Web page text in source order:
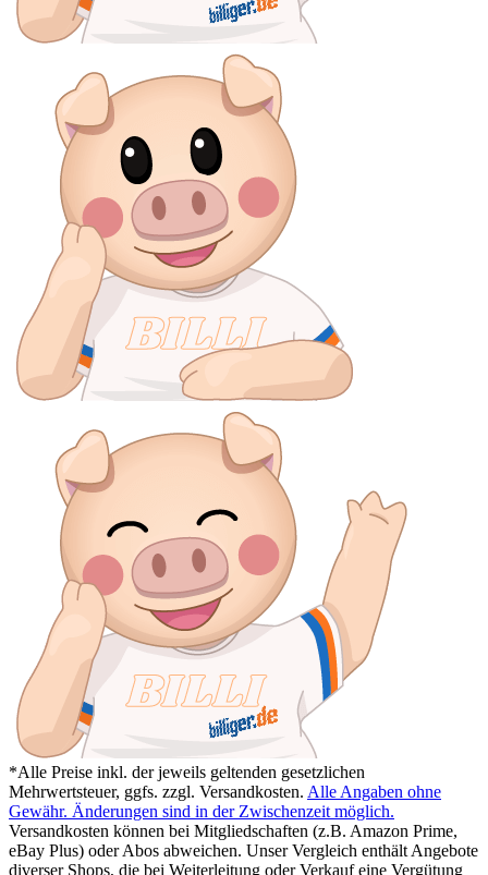
*Alle Preise inkl. der jeweils geltenden gesetzlichen
Mehrwertsteuer, ggfs. zzgl. Versandkosten. Alle Angaben ohne
Gewähr. Änderungen sind in der Zwischenzeit möglich.
Versandkosten können bei Mitgliedschaften (z.B. Amazon Prime,
eBay Plus) oder Abos abweichen. Unser Vergleich enthält Angebote
diverser Shops, die bei Weiterleitung oder Verkauf eine Vergütung